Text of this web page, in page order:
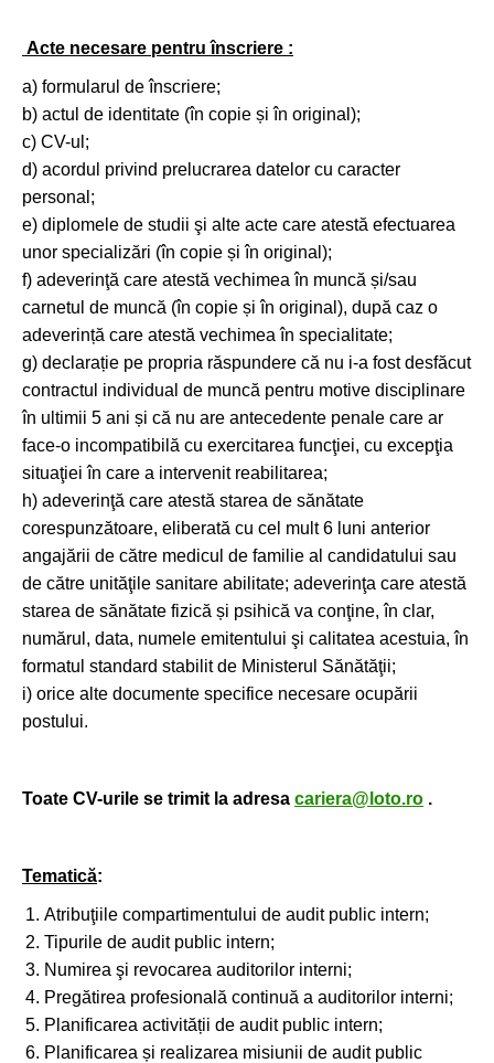
Acte necesare pentru înscriere :
a) formularul de înscriere;
b) actul de identitate (în copie și în original);
c) CV-ul;
d) acordul privind prelucrarea datelor cu caracter
personal;
e) diplomele de studii şi alte acte care atestă efectuarea
unor specializări (în copie și în original);
f) adeverinţă care atestă vechimea în muncă și/sau
carnetul de muncă (în copie și în original), după caz o
adeverință care atestă vechimea în specialitate;
g) declarație pe propria răspundere că nu i-a fost desfăcut
contractul individual de muncă pentru motive disciplinare
în ultimii 5 ani și că nu are antecedente penale care ar
face-o incompatibilă cu exercitarea funcţiei, cu excepţia
situaţiei în care a intervenit reabilitarea;
h) adeverinţă care atestă starea de sănătate
corespunzătoare, eliberată cu cel mult 6 luni anterior
angajării de către medicul de familie al candidatului sau
de către unităţile sanitare abilitate; adeverinţa care atestă
starea de sănătate fizică și psihică va conţine, în clar,
numărul, data, numele emitentului şi calitatea acestuia, în
formatul standard stabilit de Ministerul Sănătăţii;
i) orice alte documente specifice necesare ocupării
postului.
Toate CV-urile se trimit la adresa cariera@loto.ro .
Tematică:
Atribuţiile compartimentului de audit public intern;
Tipurile de audit public intern;
Numirea şi revocarea auditorilor interni;
Pregătirea profesională continuă a auditorilor interni;
Planificarea activității de audit public intern;
Planificarea și realizarea misiunii de audit public